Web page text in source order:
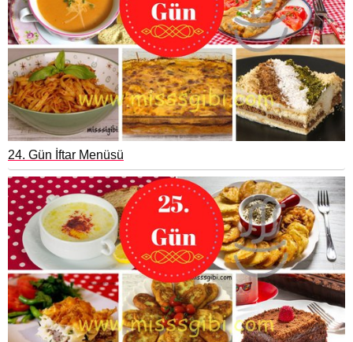
24. Gün İftar Menüsü